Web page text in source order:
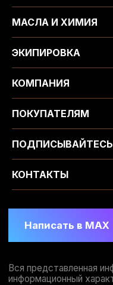
МАСЛА И ХИМИЯ
ЭКИПИРОВКА
КОМПАНИЯ
ПОКУПАТЕЛЯМ
ПОДПИСЫВАЙТЕСЬ
КОНТАКТЫ